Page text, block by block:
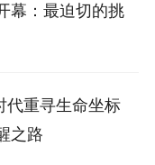
幕：最迫切的挑
代重寻生命坐标
之路